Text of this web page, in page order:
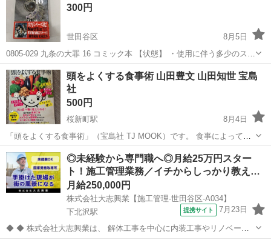
300円
世田谷区
8月5日
0805-029 九条の大罪 16 コミック本 【状態】 ・使用に伴う多少のス
レ、キズ、落としきれない汚れなどございます ・詳細は現地でご確認
ください ・お値引きは出来かねますのでご了承願います ※中古品の...
東京 世田谷区 マンガ、コミック、アニメ コミック
頭をよくする食事術 山田豊文 山田知世 宝島
社
500円
桜新町駅
8月4日
「頭をよくする食事術」（宝島社 TJ MOOK）です。 食事によって集
中力・記憶力・ひらめき力を高めるための考え方や、毎日の食生活に
取り入れやすい食材・レシピをわかりやすく紹介しています。 ・集中
力アップにつながる食事 ...
東京 世田谷区 桜新町駅 医学、薬学、看護
◎未経験から専門職へ◎月給25万円スター
ト！施工管理業務／イチからしっかり教え…
月給250,000円
株式会社大志興業【施工管理-世田谷区-A034】
下北沢駅
提携サイト 7月23日
◆ ◆ 株式会社大志興業は、 解体工事を中心に内装工事やリノベーシ